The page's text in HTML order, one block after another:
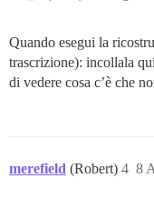
Quando esegui la
trascrizione): incollala
di vedere cosa c’è che
merefield (Robert) 8
4